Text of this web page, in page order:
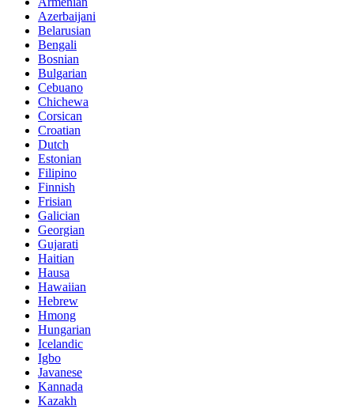
Azerbaijani
Belarusian
Bengali
Bosnian
Bulgarian
Cebuano
Chichewa
Corsican
Croatian
Dutch
Estonian
Filipino
Finnish
Frisian
Galician
Georgian
Gujarati
Haitian
Hausa
Hawaiian
Hebrew
Hmong
Hungarian
Icelandic
Igbo
Javanese
Kannada
Kazakh